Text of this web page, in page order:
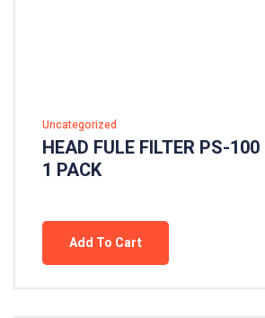
Uncategorized
HEAD FULE FILTER PS-
1 PACK
Add To Cart